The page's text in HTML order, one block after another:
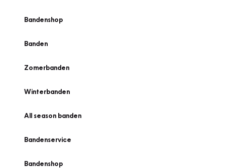
Bandenshop
Banden
Zomerbanden
Winterbanden
All season banden
Bandenservice
Bandenshop